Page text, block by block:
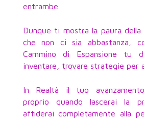
entrambe.
Dunque ti mostra la paura della
che non ci sia abbastanza,
Cammino di Espansione tu
inventare, trovare strategie per
In Realtà il tuo
proprio quando lascerai la
affiderai completamente alla